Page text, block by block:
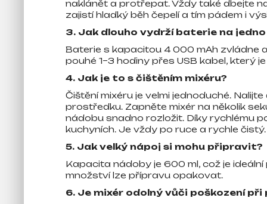
naklánět a protřepat. Vždy také dbejte
zajistí hladký běh čepelí a tím pádem i
3. Jak dlouho vydrží baterie na
Baterie s kapacitou 4 000 mAh zvládne
pouhé 1–3 hodiny přes USB kabel, který
4. Jak je to s čištěním mixéru?
Čištění mixéru je velmi jednoduché.
prostředku. Zapněte mixér na několik
nádobu snadno rozložit. Díky rychlému
kuchyních. Je vždy po ruce a rychle čistý.
5. Jak velký nápoj si mohu připravit?
Kapacita nádoby je 600 ml, což je
množství lze přípravu opakovat.
6. Je mixér odolný vůči poškození při